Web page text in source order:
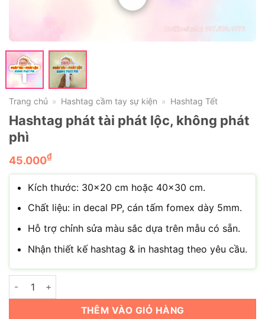
Trang chủ » Hashtag cầm tay sự kiện » Hashtag Tết
Hashtag phát tài phát lộc, không phát
phì
45.000₫
Kích thước: 30×20 cm hoặc 40×30 cm.
Chất liệu: in decal PP, cán tấm fomex dày 5mm.
Hỗ trợ chỉnh sửa màu sắc dựa trên mẫu có sẵn.
Nhận thiết kế hashtag & in hashtag theo yêu cầu.
Hashtag phát tài phát lộc, không phát phì số lượng
THÊM VÀO GIỎ HÀNG